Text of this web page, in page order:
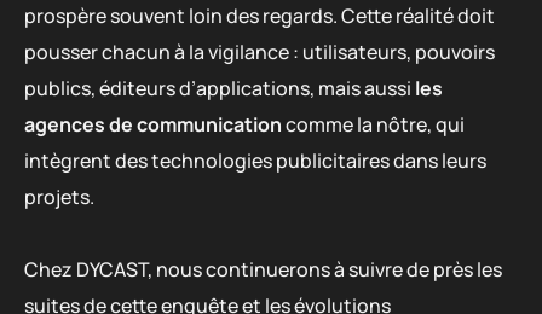
prospère souvent loin des regards. Cette réalité doit
pousser chacun à la vigilance : utilisateurs, pouvoirs
publics, éditeurs d’applications, mais aussi les
agences de communicationcomme la nôtre, qui
intègrent des technologies publicitaires dans leurs
projets.
Chez DYCAST, nous continuerons à suivre de près les
suites de cette enquête et les évolutions